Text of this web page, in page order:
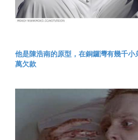
他是陳浩南的原型，在銅鑼灣有幾千
萬欠款